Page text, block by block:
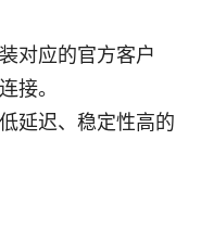
对应的官方客户
接。
延迟、稳定性高的